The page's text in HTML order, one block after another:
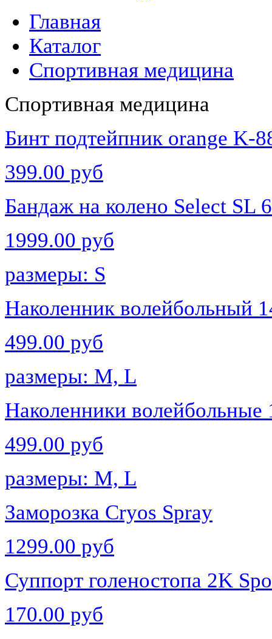
Главная
Каталог
Спортивная медицина
Спортивная медицина
Бинт подтейпник orange K-
399.00 руб
Бандаж на колено Select SL
1999.00 руб
размеры: S
Наколенник волейбольный
499.00 руб
размеры: M, L
Наколенники волейбольные
499.00 руб
размеры: M, L
Заморозка Cryos Spray
1299.00 руб
Суппорт голеностопа 2K
170.00 руб